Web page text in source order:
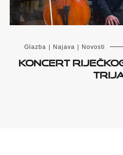
Glazba Najava Novosti
Koncert